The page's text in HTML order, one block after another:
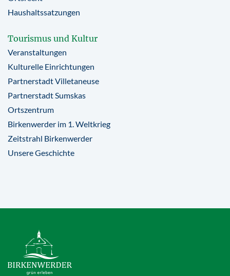
Haushaltssatzungen
Tourismus und Kultur
Veranstaltungen
Kulturelle Einrichtungen
Partnerstadt Villetaneuse
Partnerstadt Sumskas
Ortszentrum
Birkenwerder im 1. Weltkrieg
Zeitstrahl Birkenwerder
Unsere Geschichte